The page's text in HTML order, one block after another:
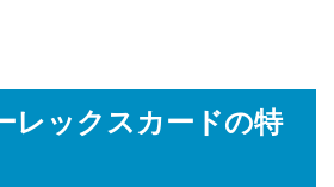
レックスカードの特